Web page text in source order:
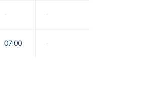
- -
07:00 -